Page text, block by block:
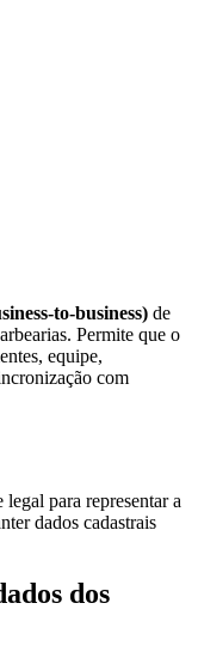
to-business) de
Permite que o
equipe,
com
para representar a
dados cadastrais
dos